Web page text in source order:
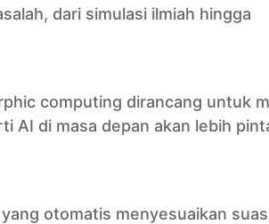
dari simulasi ilmiah hingga
computing dirancang untuk
AI di masa depan akan lebih
otomatis menyesuaikan